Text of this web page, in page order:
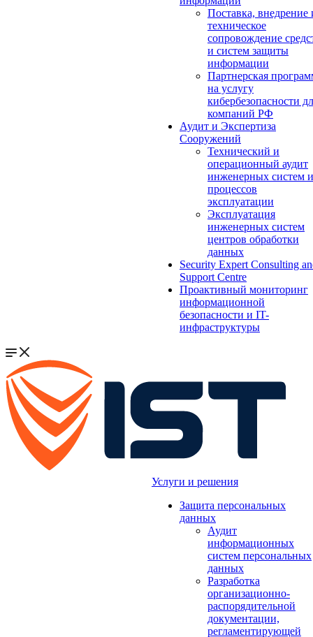
Поставка, внедрение
техническое
сопровождение
и систем защиты
информации
Партнерская
на услугу
кибербезопасности
компаний РФ
Аудит и Экспертиза
Сооружений
Технический и
операционный аудит
инженерных систем и
процессов
эксплуатации
Эксплуатация
инженерных систем
центров обработки
данных
Security Expert Consulting
Support Centre
Проактивный мониторинг
информационной
безопасности и IT-
инфраструктуры
Услуги и решения
Защита персональных
данных
Аудит
информационных
систем персональных
данных
Разработка
организационно-
распорядительной
документации,
регламентирующей